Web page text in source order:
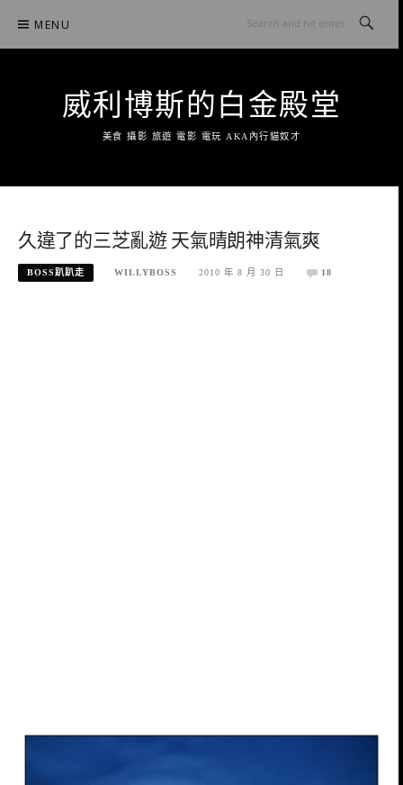
content
MENU
威利博斯的白金殿堂
美食 攝影 旅遊 電影 電玩 AKA內行貓奴才
久違了的三芝亂遊 天氣晴朗神清氣爽
BOSS趴趴走 WILLYBOSS 2010 年 8 月 30 日 18